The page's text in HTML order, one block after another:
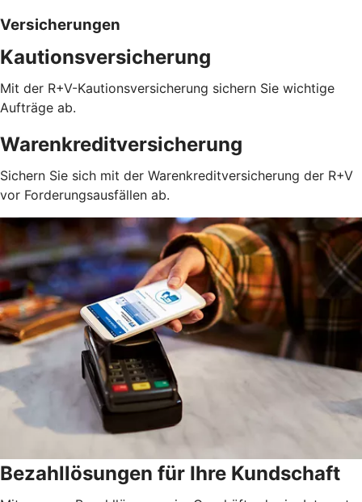
Versicherungen
Kautionsversicherung
Mit der R+V-Kautionsversicherung sichern Sie wichtige
Aufträge ab.
Warenkreditversicherung
Sichern Sie sich mit der Warenkreditversicherung der R+V
vor Forderungsausfällen ab.
Bezahllösungen für Ihre Kundschaft